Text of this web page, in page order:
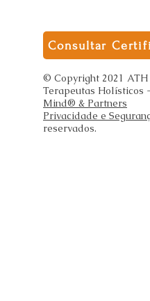
Consultar
© Copyright 2021
Terapeutas Holísticos
Mind® & Partners
Privacidade e
reservados.